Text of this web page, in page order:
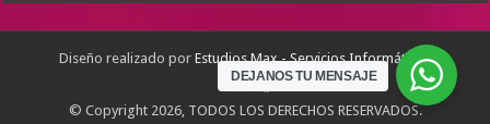
DEJANOS TU MENSAJE
Diseño realizado por Estudios Max - Servicios Informáticos
© Copyright 2026, TODOS LOS DERECHOS RESERVADOS.